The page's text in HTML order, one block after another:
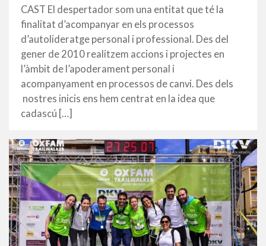
CAST El despertador som una entitat que té la
finalitat d’acompanyar en els processos
d’autolideratge personal i professional. Des del
gener de 2010 realitzem accions i projectes en
l’àmbit de l’apoderament personal i
acompanyament en processos de canvi. Des dels
nostres inicis ens hem centrat en la idea que
cadascú […]